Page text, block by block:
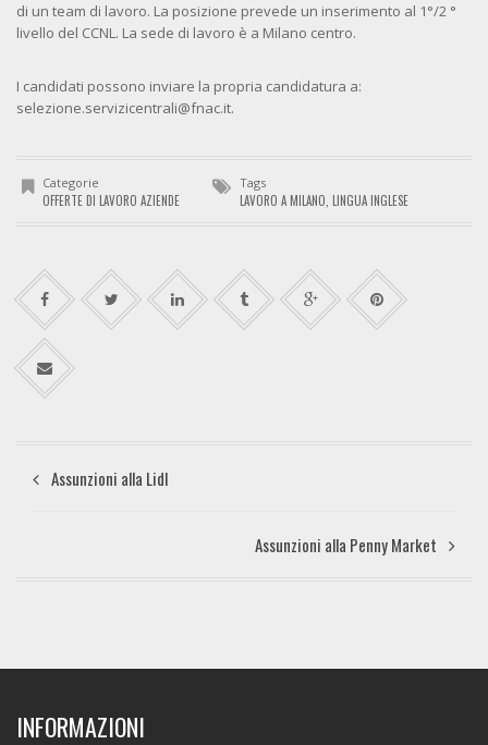
di un team di lavoro. La posizione prevede un inserimento al 1°/2 °
livello del CCNL. La sede di lavoro è a Milano centro.
I candidati possono inviare la propria candidatura a:
selezione.servizicentrali@fnac.it.
Categorie
OFFERTE DI LAVORO AZIENDE
Tags
LAVORO A MILANO LINGUA INGLESE
Assunzioni alla Lidl
Assunzioni alla Penny Market
INFORMAZIONI